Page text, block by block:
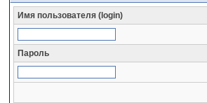
Имя пользователя (login)
Пароль